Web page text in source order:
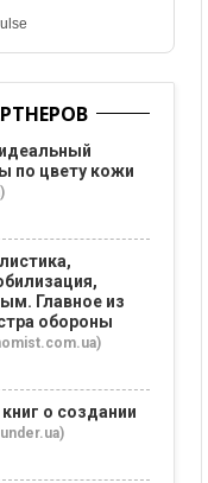
по цвету кожи
Главное из
обороны
о создании